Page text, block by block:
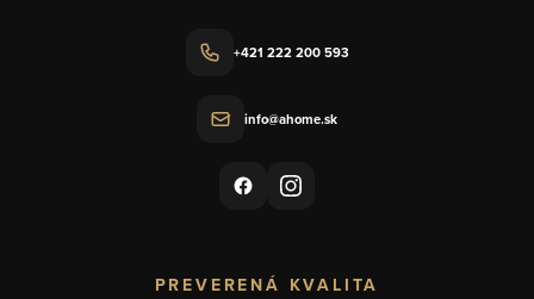
+421 222 200 593
info@ahome.sk
PREVERENÁ KVALITA